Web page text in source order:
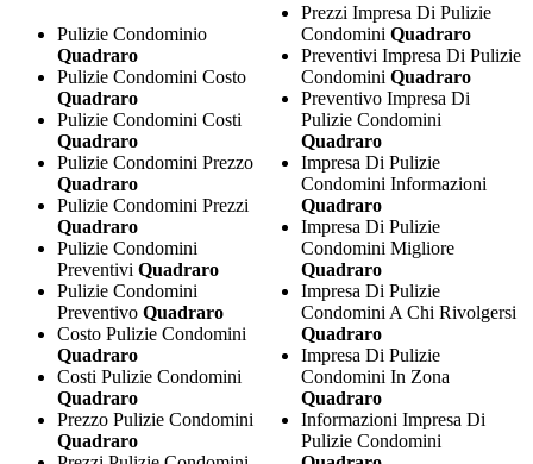
Pulizie Condominio
Quadraro
Pulizie Condomini Costo
Quadraro
Pulizie Condomini Costi
Quadraro
Pulizie Condomini Prezzo
Quadraro
Pulizie Condomini Prezzi
Quadraro
Pulizie Condomini
Preventivi Quadraro
Pulizie Condomini
Preventivo Quadraro
Costo Pulizie Condomini
Quadraro
Costi Pulizie Condomini
Quadraro
Prezzo Pulizie Condomini
Quadraro
Prezzi Impresa Di Pulizie
CondominiQuadraro
Preventivi Impresa Di Pulizie
CondominiQuadraro
Preventivo Impresa Di
Pulizie Condomini
Quadraro
Impresa Di Pulizie
Condomini Informazioni
Quadraro
Impresa Di Pulizie
Condomini Migliore
Quadraro
Impresa Di Pulizie
Condomini A Chi Rivolgersi
Quadraro
Impresa Di Pulizie
Condomini In Zona
Quadraro
Informazioni Impresa Di
Pulizie Condomini